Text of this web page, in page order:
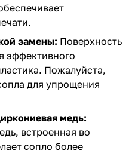
замены: Поверхность
эффективного
Пожалуйста,
для упрощения
медь:
встроенная во
сопло более